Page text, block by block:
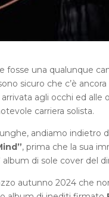
fosse una qualunque
sicuro che c’è
agli occhi ed alle
carriera solista.
andiamo indietro
, prima che la sua
album di sole cover del
autunno 2024 che